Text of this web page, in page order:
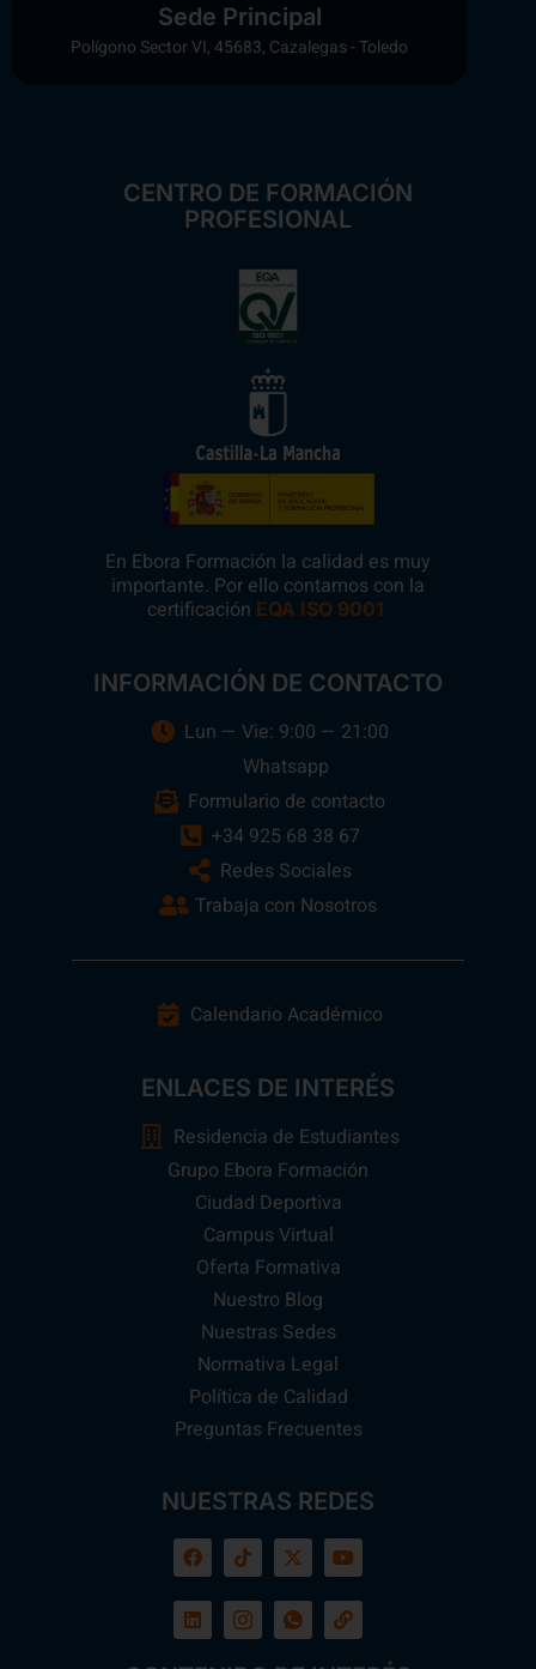
Sede Principal
Polígono Sector VI, 45683, Cazalegas - Toledo
CENTRO DE FORMACIÓN
PROFESIONAL
En Ebora Formación la calidad es muy
importante. Por ello contamos con la
certificación EQA ISO 9001
INFORMACIÓN DE CONTACTO
Lun — Vie: 9:00 — 21:00
Whatsapp
Formulario de contacto
+34 925 68 38 67
Redes Sociales
Trabaja con Nosotros
Calendario Académico
ENLACES DE INTERÉS
Residencia de Estudiantes
Grupo Ebora Formación
Ciudad Deportiva
Campus Virtual
Oferta Formativa
Nuestro Blog
Nuestras Sedes
Normativa Legal
Política de Calidad
Preguntas Frecuentes
NUESTRAS REDES